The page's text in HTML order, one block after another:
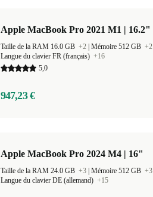
Apple MacBook Pro 2021 M1 | 16.2"
Taille de la RAM 16.0 GB +2 Mémoire 512 GB +2
Langue du clavier FR (français) +16
5,0
947,23 €
Apple MacBook Pro 2024 M4 | 16"
Taille de la RAM 24.0 GB +3 Mémoire 512 GB +3
Langue du clavier DE (allemand) +15